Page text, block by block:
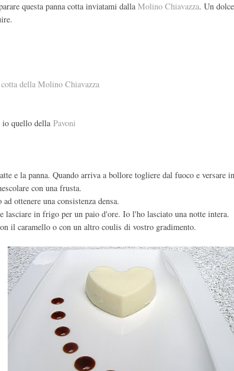
questa panna cotta inviatami dallaMolino Chiavazza. Un
cotta della Molino Chiavazza
io quello della Pavoni
e la panna. Quando arriva a bollore togliere dal fuoco e versare
con una frusta.
ottenere una consistenza densa.
lasciare in frigo per un paio d'ore. Io l'ho lasciato una notte intera.
il caramello o con un altro coulis di vostro gradimento.